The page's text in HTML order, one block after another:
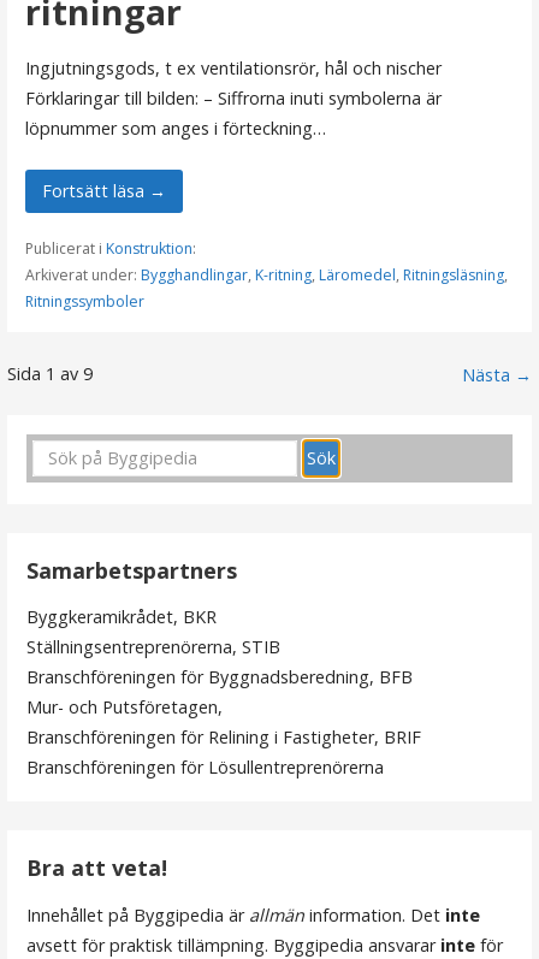
ritningar
Ingjutningsgods, t ex ventilationsrör, hål och nischer
Förklaringar till bilden: – Siffrorna inuti symbolerna är
löpnummer som anges i förteckning…
Fortsätt läsa →
Publicerat i Konstruktion:
Arkiverat under: Bygghandlingar, K-ritning, Läromedel, Ritningsläsning,
Ritningssymboler
I
n
g
g
n
a
g
e
Sida 1 av 9 Nästa →
Samarbetspartners
Byggkeramikrådet, BKR
Ställningsentreprenörerna, STIB
Branschföreningen för Byggnadsberedning, BFB
Mur- och Putsföretagen,
Branschföreningen för Relining i Fastigheter, BRIF
Branschföreningen för Lösullentreprenörerna
Bra att veta!
Innehållet på Byggipedia är allmän information. Det inte
avsett för praktisk tillämpning. Byggipedia ansvarar inte för